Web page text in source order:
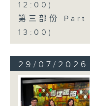
12:00)
第三部份
13:00)
29/07/2026